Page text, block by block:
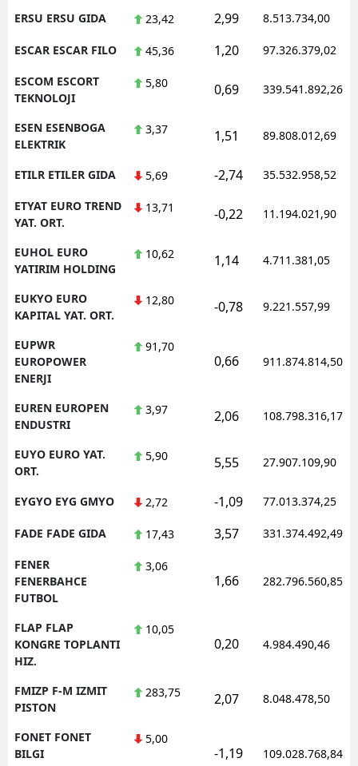
ERSU ERSU GIDA 23,42 2,99 8.513.734,00
ESCAR ESCAR FILO 45,36 1,20 97.326.379,02
ESCOM ESCORT
TEKNOLOJI
5,80 0,69 339.541.892,26
ESEN ESENBOGA
ELEKTRIK
3,37 1,51 89.808.012,69
ETILR ETILER GIDA 5,69 -2,74 35.532.958,52
ETYAT EURO TREND
YAT. ORT.
13,71 -0,22 11.194.021,90
EUHOL EURO
YATIRIM HOLDING
10,62 1,14 4.711.381,05
EUKYO EURO
KAPITAL YAT. ORT.
12,80 -0,78 9.221.557,99
EUPWR
EUROPOWER
ENERJI
91,70
0,66 911.874.814,50
EUREN EUROPEN
ENDUSTRI
3,97 2,06 108.798.316,17
EUYO EURO YAT.
ORT.
5,90 5,55 27.907.109,90
EYGYO EYG GMYO 2,72 -1,09 77.013.374,25
FADE FADE GIDA 17,43 3,57 331.374.492,49
FENER
FENERBAHCE
FUTBOL
3,06
1,66 282.796.560,85
FLAP FLAP
KONGRE TOPLANTI
HIZ.
10,05
0,20 4.984.490,46
FMIZP F-M IZMIT
PISTON
283,75 2,07 8.048.478,50
FONET FONET
BILGI
5,00
-1,19 109.028.768,84